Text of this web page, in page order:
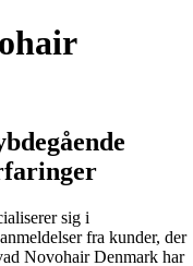
sig i
fra kunder, der
Novohair Denmark har